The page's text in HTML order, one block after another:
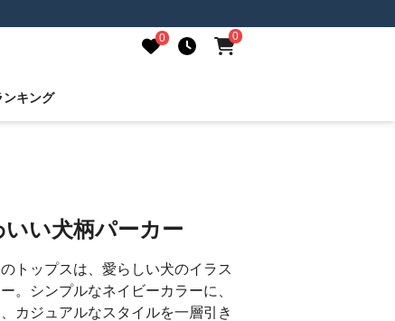
0 0
ンキング
い犬柄パーカー
トップスは、愛らしい犬のイラス
。シンプルなネイビーカラーに、
カジュアルなスタイルを一層引き